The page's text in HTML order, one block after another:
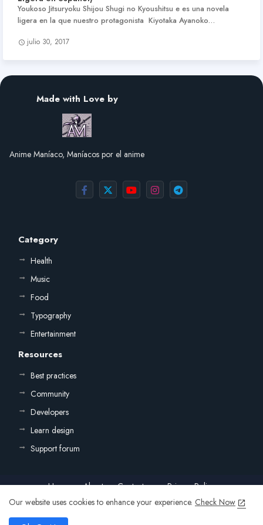
Youkoso Jitsuryoku Shijou Shugi no Kyoushitsu e es una novela
ligera en la que nuestro protagonista Kiyotaka Ayanoko…
julio 30, 2017
Made with Love by
Anime Maníaco, Maníacos por el anime
Category
Health
Music
Food
Typography
Entertainment
Resources
Best practices
Community
Developers
Learn design
Support forum
Home About Contact us
Privacy Policy
All Right Reserved Copyright ©
Our website uses cookies to enhance your experience. Check Now